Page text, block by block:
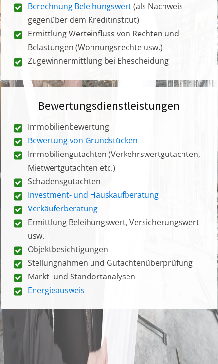
Berechnung Beleihungswert(als Nachweis
gegenüber dem Kreditinstitut)
Ermittlung Werteinfluss von Rechten und
Belastungen (Wohnungsrechte usw.)
Zugewinnermittlung bei Ehescheidung
Bewertungsdienstleistungen
Immobilienbewertung
Bewertung von Grundstücken
Immobiliengutachten (Verkehrswertgutachten,
Mietwertgutachten etc.)
Schadensgutachten
Investment- und Hauskaufberatung
Verkäuferberatung
Ermittlung Beleihungswert, Versicherungswert
usw.
Objektbesichtigungen
Stellungnahmen und Gutachtenüberprüfung
Markt- und Standortanalysen
Energieausweis